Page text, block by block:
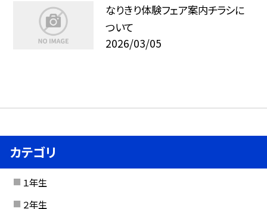
なりきり体験フェア案内チラシに
ついて
2026/03/05
カテゴリ
１年生
２年生